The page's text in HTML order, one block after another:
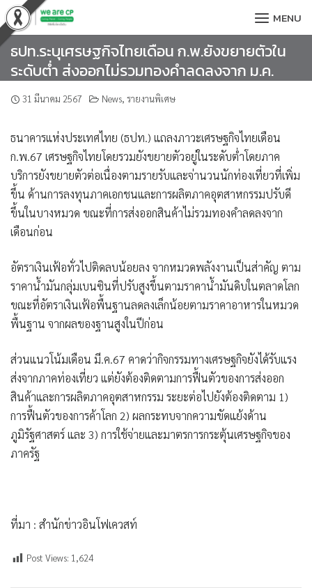
Skip
to
content
MENU
ธปท.ระบุเศรษฐกิจไทยเดือน ก.พ.ยังขยายตัวใน
ระดับต่ำ ส่งออกไม่รวมทองคำลดลงจาก ม.ค.
31 มีนาคม 2567 News, รายงานพิเศษ
ธนาคารแห่งประเทศไทย (ธปท.) แถลงภาวะเศรษฐกิจไทยเดือน
ก.พ.67 เศรษฐกิจไทยโดยรวมยังขยายตัวอยู่ในระดับต่ำโดยภาค
บริการยังขยายตัวต่อเนื่องตามรายรับและจ่านวนนักท่องเที่ยวที่เพิ่ม
ขึ้น ด้านการลงทุนภาคเอกชนและการผลิตภาคอุตสาหกรรมปรับดี
ขึ้นในบางหมวด ขณะที่การส่งออกสินค้าไม่รวมทองคำลดลงจาก
เดือนก่อน
อัตราเงินเฟ้อทั่วไปติดลบน้อยลง จากหมวดพลังงานเป็นส่าคัญ ตาม
ราคาน้ำมันกลุ่มเบนซินที่ปรับสูงขึ้นตามราคาน้ำมันดิบในตลาดโลก
ขณะที่อัตราเงินเฟ้อพื้นฐานลดลงเล็กน้อยตามราคาอาหารในหมวด
พื้นฐาน จากผลของฐานสูงในปีก่อน
ส่วนแนวโน้มเดือน มี.ค.67 คาดว่ากิจกรรมทางเศรษฐกิจยังได้รับแรง
ส่งจากภาคท่องเที่ยว แต่ยังต้องติดตามการฟื้นตัวของการส่งออก
สินค้าและการผลิตภาคอุตสาหกรรม ระยะต่อไปยังต้องติดตาม 1)
การฟื้นตัวของการค้าโลก 2) ผลกระทบจากความขัดแย้งด้าน
ภูมิรัฐศาสตร์ และ 3) การใช้จ่ายและมาตรการกระตุ้นเศรษฐกิจของ
ภาครัฐ
ที่มา : สำนักข่าวอินโฟเควสท์
Post Views: 1,624